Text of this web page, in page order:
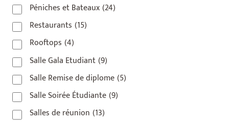
Péniches et Bateaux(24)
Restaurants (15)
Rooftops (4)
Salle Gala Etudiant(9)
Salle Remise de diplome(5)
Salle Soirée Étudiante(9)
Salles de réunion (13)